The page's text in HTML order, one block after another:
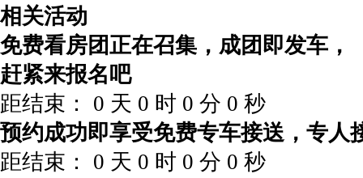
相关活动
免费看房团正在召集，成团即发车，
赶紧来报名吧
距结束：
0 天 0 时 0 分 0 秒
预约成功即享受免费专车接送，专人
距结束：
0 天 0 时 0 分 0 秒